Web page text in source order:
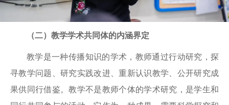
（二）教学学术共同体的内涵界定
教学是一种传播知识的学术，教师通过行动研究，探
寻教学问题、研究实践改进、重新认识教学、公开研究成
果供同行借鉴。教学不是教师个体的学术研究，是学生和